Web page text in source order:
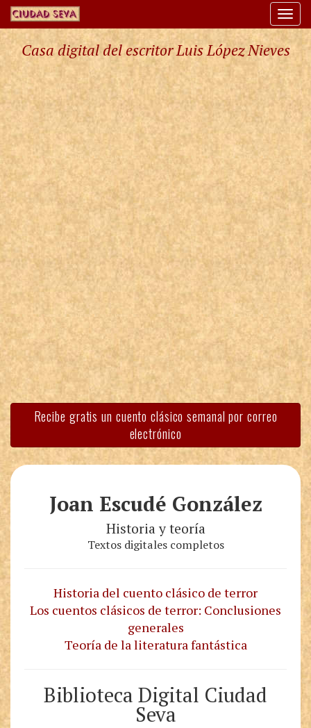
Casa digital del escritor Luis López Nieves
Recibe gratis un cuento clásico semanal por correo
electrónico
Joan Escudé González
Historia y teoría
Textos digitales completos
Historia del cuento clásico de terror
Los cuentos clásicos de terror: Conclusiones
generales
Teoría de la literatura fantástica
Biblioteca Digital Ciudad
Seva